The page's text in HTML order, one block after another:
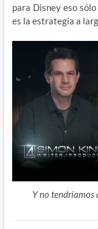
para Disney eso
es la estrategia a
Y no tendríamos